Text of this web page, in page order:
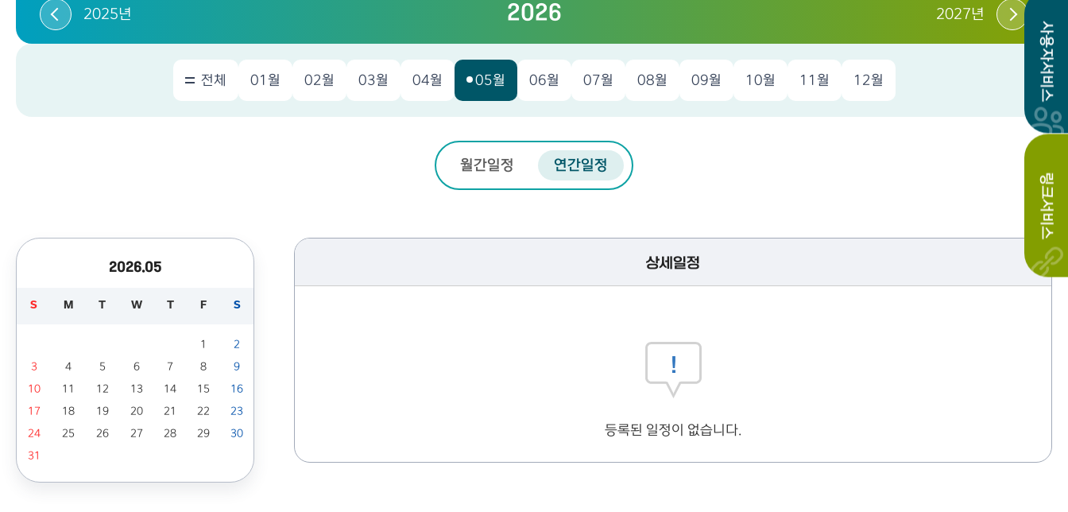
사용자서비스
링크서비스
2025년 2026 2027년
전체 01월 02월 03월 04월 05월 06월 07월 08월 09월 10월 11월 12월
월간일정 연간일정
2026.05
S M T W T F S
1
2
3
4 5 6 7 8
9
10
11 12 13 14 15
16
17
18 19 20 21 22
23
24
25 26 27 28 29
30
31
상세일정
등록된 일정이 없습니다.